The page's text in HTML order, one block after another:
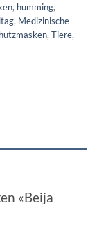
, humming,
, Medizinische
, Tiere,
«Beija